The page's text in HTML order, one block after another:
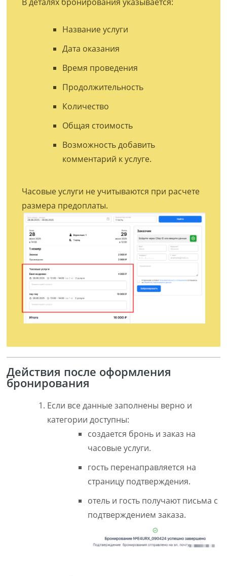
Название услуги
Дата оказания
Время проведения
Продолжительность
Количество
Общая стоимость
Возможность добавить
комментарий к услуге.
Часовые услуги не учитываются при расчете
размера предоплаты.
Действия после оформления
бронирования
Если все данные заполнены верно и
категории доступны:
создается бронь и заказ на
часовые услуги.
гость перенаправляется на
страницу подтверждения.
отель и гость получают письма с
подтверждением заказа.